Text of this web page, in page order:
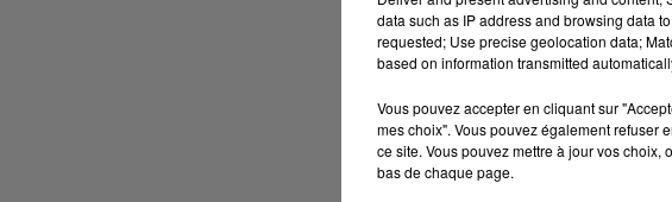
data such as IP address and browsing data
requested; Use precise geolocation data;
based on information transmitted
Vous pouvez accepter en cliquant sur
mes choix". Vous pouvez également refuser
ce site. Vous pouvez mettre à jour vos
bas de chaque page.